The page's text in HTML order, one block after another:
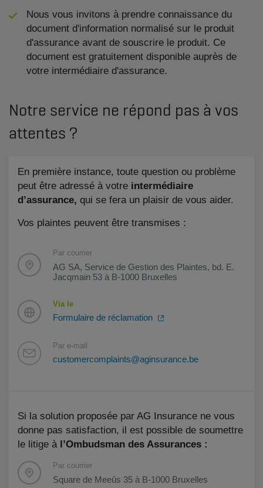
Nous vous invitons à prendre connaissance du
document d'information normalisé sur le produit
d'assurance avant de souscrire le produit. Ce
document est gratuitement disponible auprès de
votre intermédiaire d'assurance.
Notre service ne répond pas à vos
attentes ?
En première instance, toute question ou problème
peut être adressé à votre intermédiaire
d’assurance, qui se fera un plaisir de vous aider.
Vos plaintes peuvent être transmises :
Par courrier
AG SA, Service de Gestion des Plaintes, bd. E.
Jacqmain 53 à B-1000 Bruxelles
Via le
Formulaire de réclamation
Par e-mail
customercomplaints@aginsurance.be
Si la solution proposée par AG Insurance ne vous
donne pas satisfaction, il est possible de soumettre
le litige à l’Ombudsman des Assurances :
Par courrier
Square de Meeûs 35 à B-1000 Bruxelles